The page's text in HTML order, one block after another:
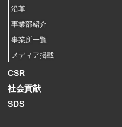
沿革
事業部紹介
事業所一覧
メディア掲載
CSR
社会貢献
SDS